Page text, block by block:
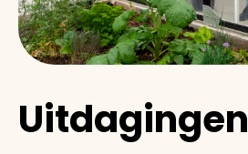
Uitdagingen